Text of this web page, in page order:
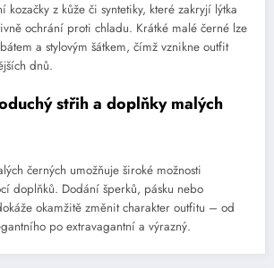
kozačky z kůže či syntetiky, které zakryjí lýtka
ochrání proti chladu. Krátké malé černé lze
a stylovým šátkem, čímž vznikne outfit
dnů.
střih a doplňky malých
černých umožňuje široké možnosti
doplňků. Dodání šperků, pásku nebo
okamžitě změnit charakter outfitu – od
po extravagantní a výrazný.